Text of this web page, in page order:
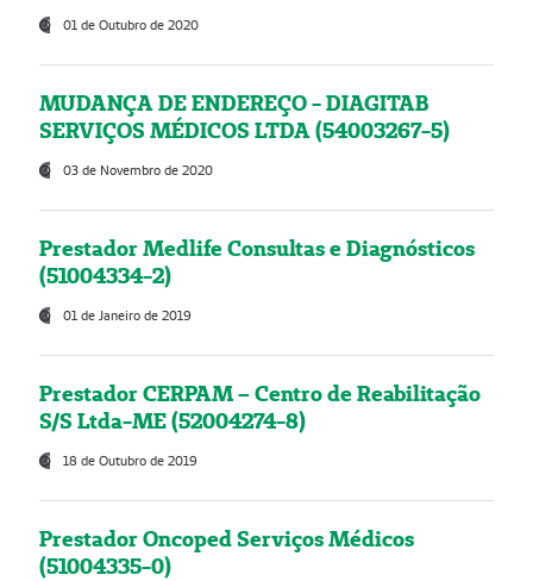
01 de Outubro de 2020
MUDANÇA DE ENDEREÇO - DIAGITAB
SERVIÇOS MÉDICOS LTDA (54003267-5)
03 de Novembro de 2020
Prestador Medlife Consultas e Diagnósticos
(51004334-2)
01 de Janeiro de 2019
Prestador CERPAM – Centro de Reabilitação
S/S Ltda-ME (52004274-8)
18 de Outubro de 2019
Prestador Oncoped Serviços Médicos
(51004335-0)